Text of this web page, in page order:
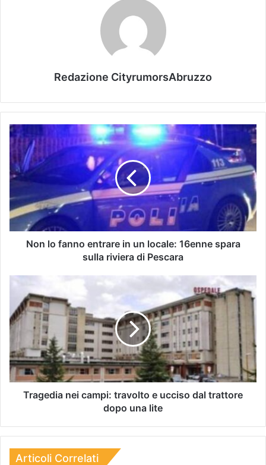
Redazione CityrumorsAbruzzo
Non lo fanno entrare in un locale: 16enne spara
sulla riviera di Pescara
Tragedia nei campi: travolto e ucciso dal trattore
dopo una lite
Articoli Correlati